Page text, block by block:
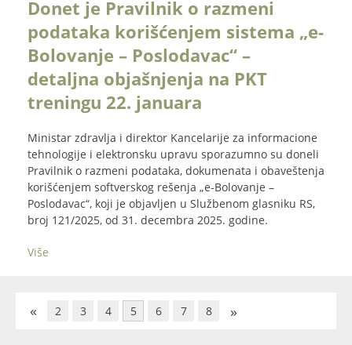
Donet je Pravilnik o razmeni
podataka korišćenjem sistema „e-
Bolovanje – Poslodavac“ –
detaljna objašnjenja na PKT
treningu 22. januara
Ministar zdravlja i direktor Kancelarije za informacione
tehnologije i elektronsku upravu sporazumno su doneli
Pravilnik o razmeni podataka, dokumenata i obaveštenja
korišćenjem softverskog rešenja „e-Bolovanje –
Poslodavac“, koji je objavljen u Službenom glasniku RS,
broj 121/2025, od 31. decembra 2025. godine.
Više
« 2 3 4 5 6 7 8 »